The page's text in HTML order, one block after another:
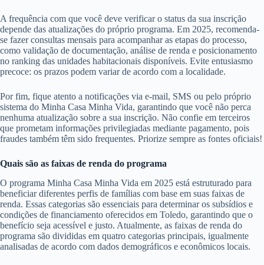
A frequência com que você deve verificar o status da sua inscrição
depende das atualizações do próprio programa. Em 2025, recomenda-
se fazer consultas mensais para acompanhar as etapas do processo,
como validação de documentação, análise de renda e posicionamento
no ranking das unidades habitacionais disponíveis. Evite entusiasmo
precoce: os prazos podem variar de acordo com a localidade.
Por fim, fique atento a notificações via e-mail, SMS ou pelo próprio
sistema do Minha Casa Minha Vida, garantindo que você não perca
nenhuma atualização sobre a sua inscrição. Não confie em terceiros
que prometam informações privilegiadas mediante pagamento, pois
fraudes também têm sido frequentes. Priorize sempre as fontes oficiais!
Quais são as faixas de renda do programa
O programa Minha Casa Minha Vida em 2025 está estruturado para
beneficiar diferentes perfis de famílias com base em suas faixas de
renda. Essas categorias são essenciais para determinar os subsídios e
condições de financiamento oferecidos em Toledo, garantindo que o
benefício seja acessível e justo. Atualmente, as faixas de renda do
programa são divididas em quatro categorias principais, igualmente
analisadas de acordo com dados demográficos e econômicos locais.